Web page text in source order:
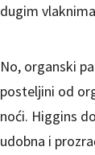
dugim
No, organski
posteljini od
noći. Higgins
udobna i